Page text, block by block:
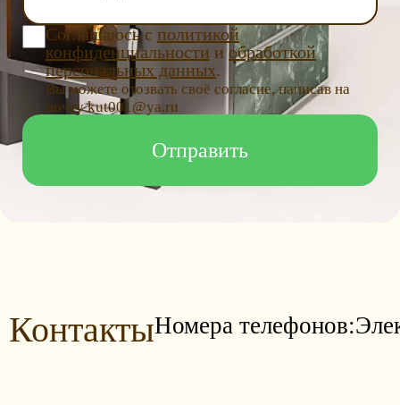
Соглашаюсь с политикой
конфиденциальности и обработкой
персональных данных.
Вы можете отозвать своё согласие, написав на
почту kut001@ya.ru
КонтактыНомера телефонов: